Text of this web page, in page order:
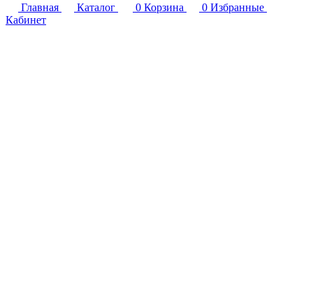
Главная
Каталог 0 Корзина 0 Избранные
Кабинет